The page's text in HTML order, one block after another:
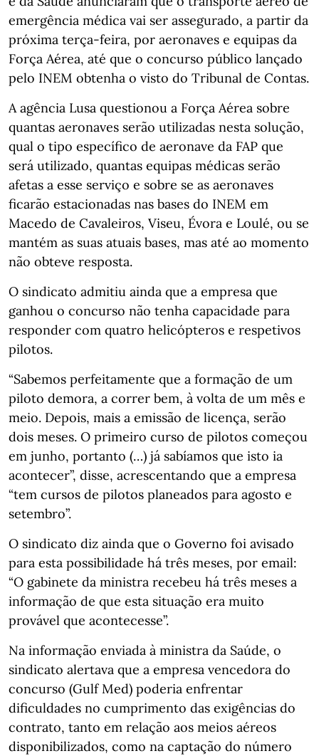
emergência médica vai ser assegurado, a partir da
próxima terça-feira, por aeronaves e equipas da
Força Aérea, até que o concurso público lançado
pelo INEM obtenha o visto do Tribunal de Contas.
A agência Lusa questionou a Força Aérea sobre
quantas aeronaves serão utilizadas nesta solução,
qual o tipo específico de aeronave da FAP que
será utilizado, quantas equipas médicas serão
afetas a esse serviço e sobre se as aeronaves
ficarão estacionadas nas bases do INEM em
Macedo de Cavaleiros, Viseu, Évora e Loulé, ou se
mantém as suas atuais bases, mas até ao momento
não obteve resposta.
O sindicato admitiu ainda que a empresa que
ganhou o concurso não tenha capacidade para
responder com quatro helicópteros e respetivos
pilotos.
“Sabemos perfeitamente que a formação de um
piloto demora, a correr bem, à volta de um mês e
meio. Depois, mais a emissão de licença, serão
dois meses. O primeiro curso de pilotos começou
em junho, portanto (…) já sabíamos que isto ia
acontecer”, disse, acrescentando que a empresa
“tem cursos de pilotos planeados para agosto e
setembro”.
O sindicato diz ainda que o Governo foi avisado
para esta possibilidade há três meses, por email:
“O gabinete da ministra recebeu há três meses a
informação de que esta situação era muito
provável que acontecesse”.
Na informação enviada à ministra da Saúde, o
sindicato alertava que a empresa vencedora do
concurso (Gulf Med) poderia enfrentar
dificuldades no cumprimento das exigências do
contrato, tanto em relação aos meios aéreos
disponibilizados, como na captação do número